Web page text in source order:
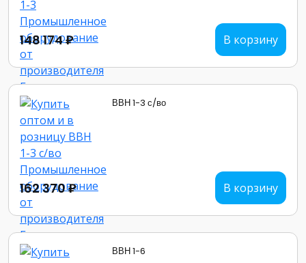
148 174 ₽ В корзину
ВВН 1-3 с/во
162 370 ₽ В корзину
ВВН 1-6